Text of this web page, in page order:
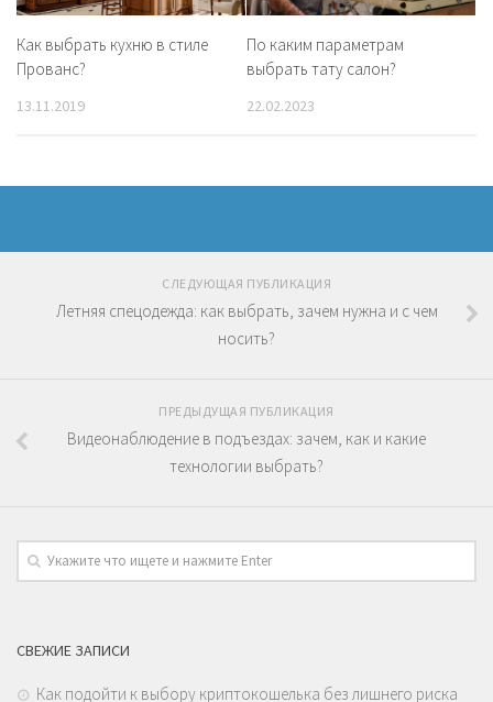
Как выбрать кухню в стиле
Прованс?
13.11.2019
По каким параметрам
выбрать тату салон?
22.02.2023
СЛЕДУЮЩАЯ ПУБЛИКАЦИЯ
Летняя спецодежда: как выбрать, зачем нужна и с чем
носить?
ПРЕДЫДУЩАЯ ПУБЛИКАЦИЯ
Видеонаблюдение в подъездах: зачем, как и какие
технологии выбрать?
СВЕЖИЕ ЗАПИСИ
Как подойти к выбору криптокошелька без лишнего риска